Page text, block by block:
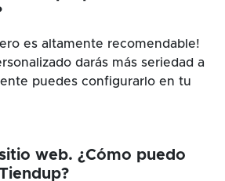
es altamente recomendable!
darás más seriedad a
puedes configurarlo en tu
web. ¿Cómo puedo